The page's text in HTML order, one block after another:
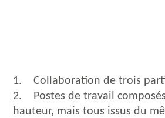
1. Collaboration de trois
2. Postes de travail
hauteur, mais tous issus du